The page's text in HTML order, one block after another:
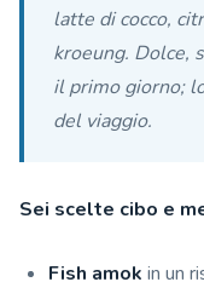
latte di cocco,
kroeung. Dolce,
il primo giorno;
del viaggio.
Sei scelte cibo e
Fish amok in un